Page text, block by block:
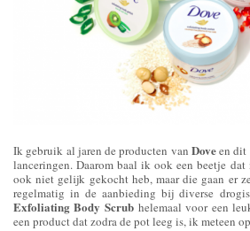
Ik gebruik al jaren de producten van Doveen dit
lanceringen. Daarom baal ik ook een beetje
ook niet gelijk gekocht heb, maar die gaan er
regelmatig in de aanbieding bij diverse
Exfoliating Body Scrubhelemaal voor een
een product dat zodra de pot leeg is, ik meteen